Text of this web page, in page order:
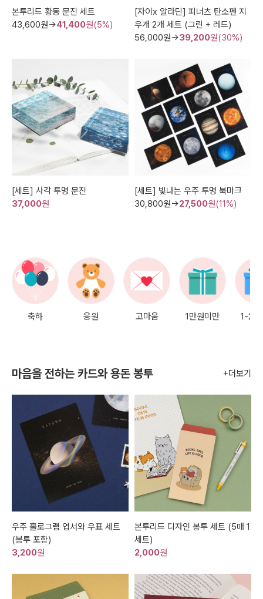
본투리드 황동 문진 세트
43,600원→41,400원(5%)
[자이x 알라딘] 피너츠 탄소펜 지
우개 2개 세트 (그린 + 레드)
56,000원→39,200원(30%)
[세트] 사각 투명 문진
37,000원
[세트] 빛나는 우주 투명 북마크
30,800원→27,500원(11%)
축하 응원 고마움 1만원미만 1-2만
마음을 전하는 카드와 용돈 봉투 +더보기
우주 홀로그램 엽서와 우표 세트
(봉투 포함)
3,200원
본투리드 디자인 봉투 세트 (5매 1
세트)
2,000원